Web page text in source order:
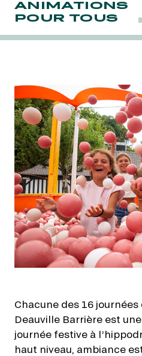
ANIMATIONS
POUR TOUS
Chacune des 16
Deauville Barrière est
journée festive à
haut niveau, ambiance